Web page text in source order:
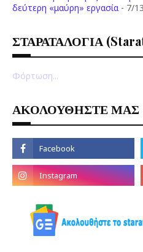
δεύτερη «μαύρη» εργασία - 7/
ΣΤΑΡΑΤΑΛΟΓΙΑ
Φόρτωση...
ΑΚΟΛΟΥΘΗΣΤΕ ΜΑΣ